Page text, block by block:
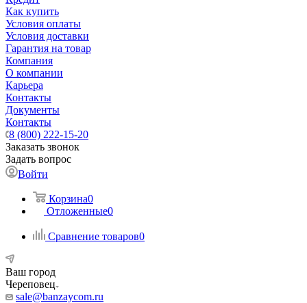
Как купить
Условия оплаты
Условия доставки
Гарантия на товар
Компания
О компании
Карьера
Контакты
Документы
Контакты
8 (800) 222-15-20
Заказать звонок
Задать вопрос
Войти
Корзина0
Отложенные0
Сравнение товаров0
Ваш город
Череповец
sale@banzaycom.ru